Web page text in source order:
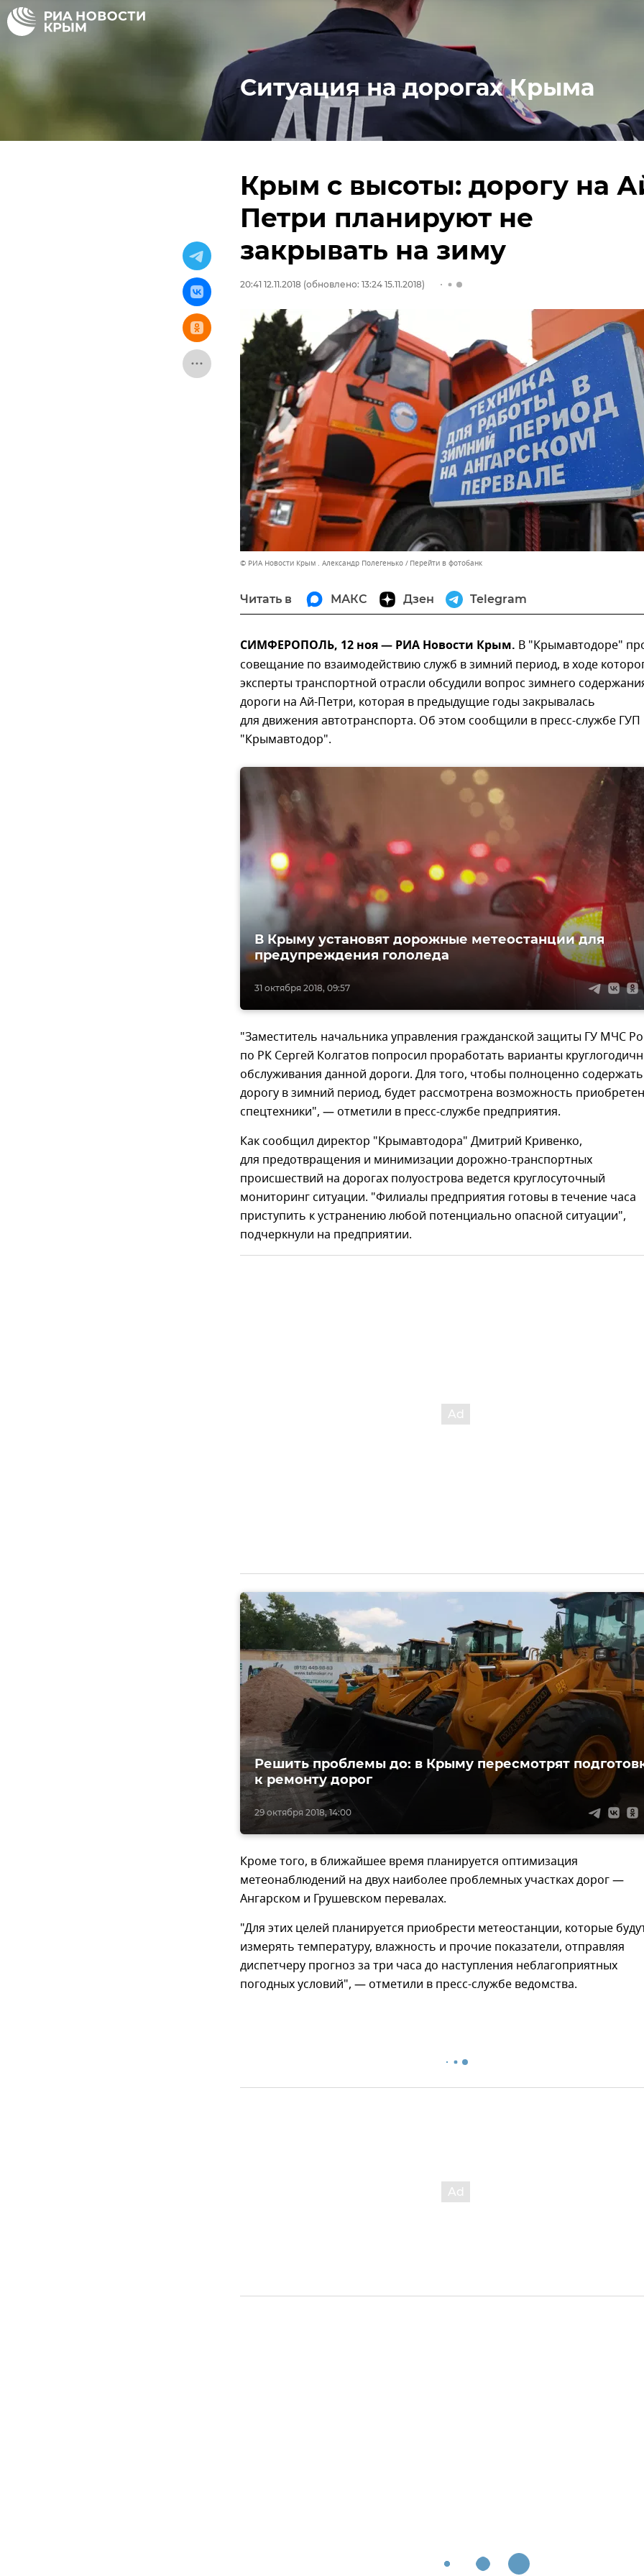
Ситуация на дорогах Крыма
Крым с высоты: дорогу на
Петри планируют не
закрывать на зиму
20:41 12.11.2018 (обновлено: 13:24 15.11.2018)
© РИА Новости Крым . Александр Полегенько Перейти в фотобанк
Читать в МАКС Дзен Telegram
СИМФЕРОПОЛЬ, 12 ноя — РИА Новости Крым. В "Крымавтодоре"
совещание по взаимодействию служб в зимний период, в ходе
эксперты транспортной отрасли обсудили вопрос зимнего
дороги на Ай-Петри, которая в предыдущие годы закрывалась
для движения автотранспорта. Об этом сообщили в пресс-службе ГУП
"Крымавтодор".
31 октября 2018, 09:57
В Крыму установят дорожные метеостанции для
предупреждения гололеда
"Заместитель начальника управления гражданской защиты ГУ МЧС
по РК Сергей Колгатов попросил проработать варианты
обслуживания данной дороги. Для того, чтобы полноценно содержать
дорогу в зимний период, будет рассмотрена возможность
спецтехники", — отметили в пресс-службе предприятия.
Как сообщил директор "Крымавтодора" Дмитрий Кривенко,
для предотвращения и минимизации дорожно-транспортных
происшествий на дорогах полуострова ведется круглосуточный
мониторинг ситуации. "Филиалы предприятия готовы в течение часа
приступить к устранению любой потенциально опасной ситуации",
подчеркнули на предприятии.
29 октября 2018, 14:00
Решить проблемы до: в Крыму пересмотрят
к ремонту дорог
Кроме того, в ближайшее время планируется оптимизация
метеонаблюдений на двух наиболее проблемных участках дорог —
Ангарском и Грушевском перевалах.
"Для этих целей планируется приобрести метеостанции, которые
измерять температуру, влажность и прочие показатели, отправляя
диспетчеру прогноз за три часа до наступления неблагоприятных
погодных условий", — отметили в пресс-службе ведомства.